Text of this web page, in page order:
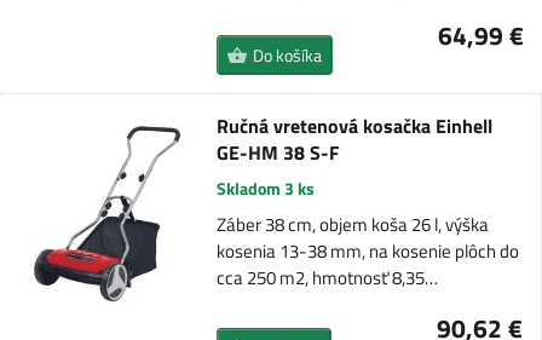
64,99 €
Do košíka
Ručná vretenová kosačka Einhell
GE-HM 38 S-F
Skladom 3 ks
Záber 38 cm, objem koša 26 l, výška
kosenia 13-38 mm, na kosenie plôch do
cca 250 m2, hmotnosť 8,35…
90,62 €